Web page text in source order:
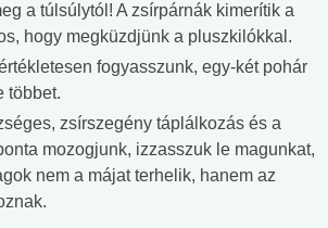
a túlsúlytól! A zsírpárnák kimerítik a
hogy megküzdjünk a pluszkilókkal.
fogyasszunk, egy-két pohár
többet.
zsírszegény táplálkozás és a
mozogjunk, izzasszuk le magunkat,
nem a májat terhelik, hanem az